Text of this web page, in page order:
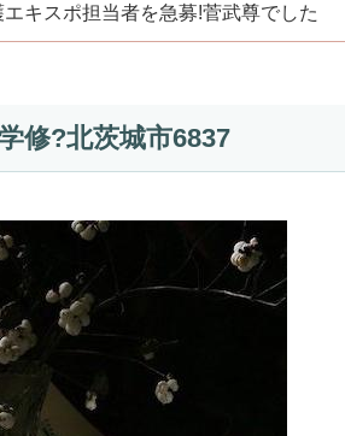
キスポ担当者を急募!菅武尊でした
修?北茨城市6837